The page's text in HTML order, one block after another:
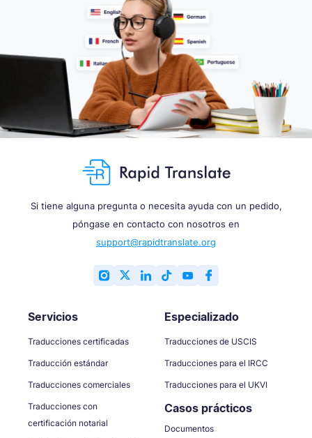
Si tiene alguna pregunta o necesita ayuda con un pedido,
póngase en contacto con nosotros en
support@rapidtranslate.org
Servicios
Traducciones certificadas
Traducción estándar
Traducciones comerciales
Traducciones con
certificación notarial
Especializado
Traducciones de USCIS
Traducciones para el IRCC
Traducciones para el UKVI
Casos prácticos
Documentos